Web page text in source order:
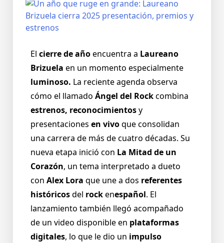
El cierre de añoencuentra a Laureano
Brizuela en un momento especialmente
luminoso. La reciente agenda observa
cómo el llamado Ángel del Rockcombina
estrenos, reconocimientosy
presentaciones en vivoque consolidan
una carrera de más de cuatro décadas. Su
nueva etapa inició con La Mitad de un
Corazón, un tema interpretado a dueto
con Alex Lora que une a dos referentes
históricosdel rockenespañol. El
lanzamiento también llegó acompañado
de un video disponible en plataformas
digitales, lo que le dio un impulso